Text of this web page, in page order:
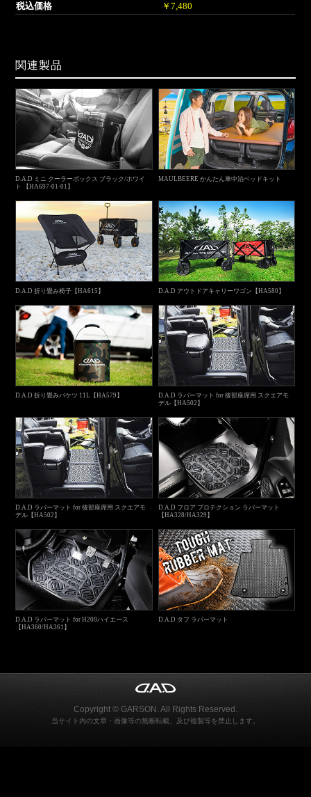
￥7,480
関連製品
D.A.D ミニ クーラーボックス ブラック/ホワイ
ト 【HA697-01-01】
MAULBEERE かんたん車中泊ベッドキット
D.A.D 折り畳み椅子【HA615】 D.A.D アウトドアキャリーワゴン【HA580】
D.A.D 折り畳みバケツ 11L【HA579】
D.A.D ラバーマット for 後部座席用 スクエアモ
デル【HA502】
D.A.D ラバーマット for 後部座席用 スクエアモ
デル【HA502】
D.A.D フロア プロテクション ラバーマット
【HA328/HA329】
D.A.D ラバーマット for H200ハイエース
【HA360/HA361】
D.A.D タフ ラバーマット
Copyright © GARSON. All Rights Reserved.
当サイト内の文章・画像等の無断転載、及び複製等を禁止します。